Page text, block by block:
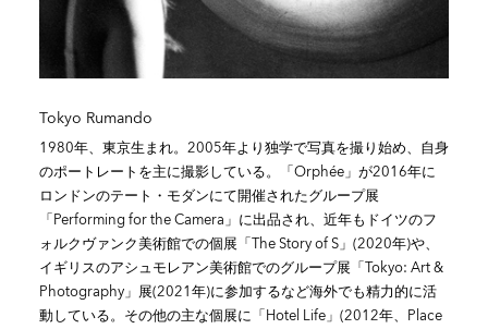
Tokyo Rumando
1980年、東京生まれ。2005年より独学で写真を撮り始め、自身
のポートレートを主に撮影している。「Orphée」が2016年に
ロンドンのテート・モダンにて開催されたグループ展
「Performing for the Camera」に出品され、近年もドイツのフ
ォルクヴァンク美術館での個展「The Story of S」(2020年)や、
イギリスのアシュモレアン美術館でのグループ展「Tokyo: Art &
Photography」展(2021年)に参加するなど海外でも精力的に活
動している。その他の主な個展に「Hotel Life」(2012年、Place